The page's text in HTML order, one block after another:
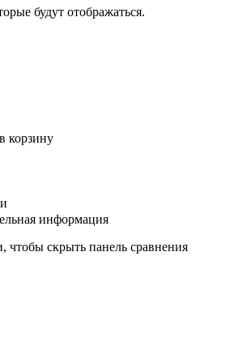
будут отображаться.
корзину
информация
скрыть панель сравнения